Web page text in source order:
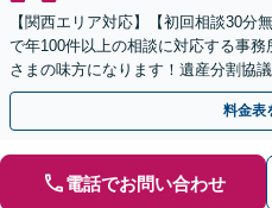
【関西エリア対応】【初回相談30分
で年100件以上の相談に対応する事
さまの味方になります！遺産分割協
の作成など【烏丸御池駅7分】
料金表
電話でお問い合わせ